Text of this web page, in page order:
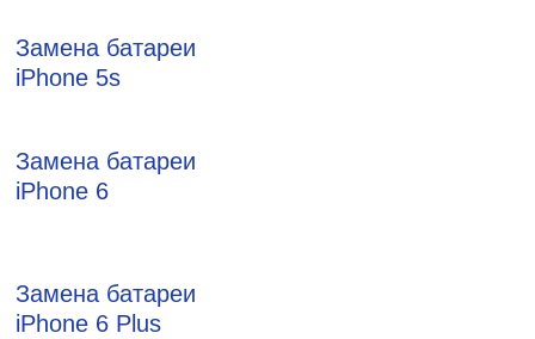
Замена батареи
iPhone 5s
Замена батареи
iPhone 6
Замена батареи
iPhone 6 Plus